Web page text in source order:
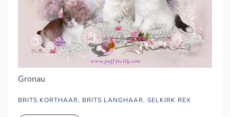
Gronau
BRITS KORTHAAR, BRITS LANGHAAR, SELKIRK REX